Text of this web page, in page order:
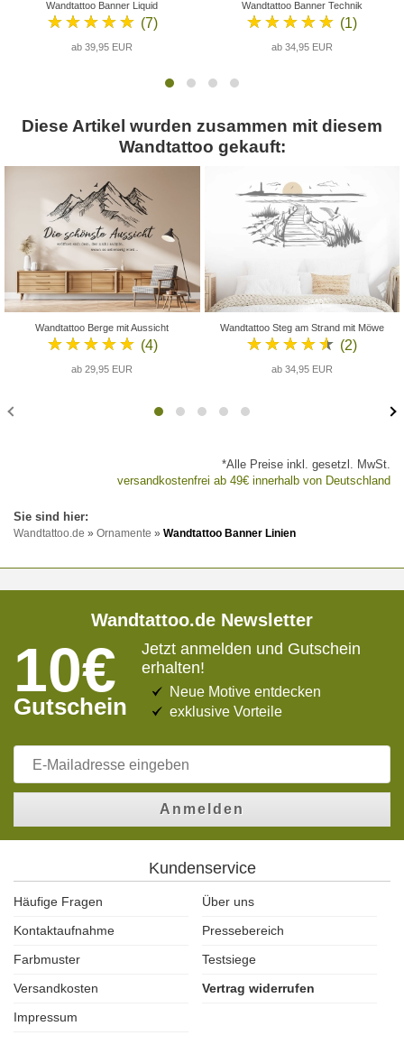
Wandtattoo Banner Liquid
★★★★★ (7)
ab 39,95 EUR
Wandtattoo Banner Technik
★★★★★ (1)
ab 34,95 EUR
Diese Artikel wurden zusammen mit diesem
Wandtattoo gekauft:
Wandtattoo Berge mit Aussicht
★★★★★ (4)
ab 29,95 EUR
Wandtattoo Steg am Strand mit Möwe
★★★★★ (2)
ab 34,95 EUR
*Alle Preise inkl. gesetzl. MwSt.
versandkostenfrei ab 49€ innerhalb von Deutschland
Wandtattoo.de » Ornamente » Wandtattoo Banner Linien
Wandtattoo.de Newsletter
10€
Gutschein
Jetzt anmelden und Gutschein
erhalten!
Neue Motive entdecken
exklusive Vorteile
Anmelden
Kundenservice
Häufige Fragen
Über uns
Kontaktaufnahme
Pressebereich
Farbmuster
Testsiege
Versandkosten
Vertrag widerrufen
Impressum